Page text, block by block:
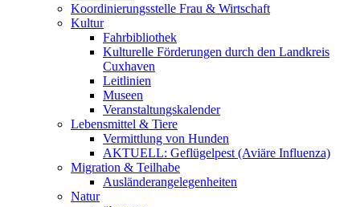
Koordinierungsstelle Frau & Wirtschaft
Kultur
Fahrbibliothek
Kulturelle Förderungen durch den Landkreis
Cuxhaven
Leitlinien
Museen
Veranstaltungskalender
Lebensmittel & Tiere
Vermittlung von Hunden
AKTUELL: Geflügelpest (Aviäre Influenza)
Migration & Teilhabe
Ausländerangelegenheiten
Natur